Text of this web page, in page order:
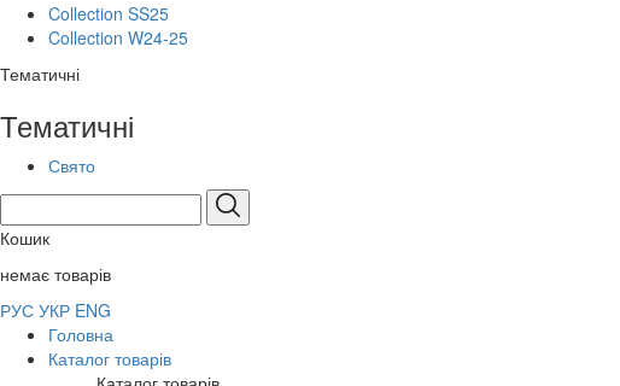
Collection SS25
Collection W24-25
Тематичні
Тематичні
Свято
Кошик
немає товарів
РУС УКР ENG
Головна
Каталог товарів